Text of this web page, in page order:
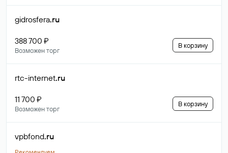
gidrosfera.ru
388 700 ₽
Возможен торг
В корзину
rtc-internet.ru
11 700 ₽
Возможен торг
В корзину
vpbfond.ru